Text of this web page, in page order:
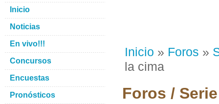
Inicio » Foros »
la cima
Foros /
Inicio
Noticias
En vivo!!!
Concursos
Encuestas
Pronósticos